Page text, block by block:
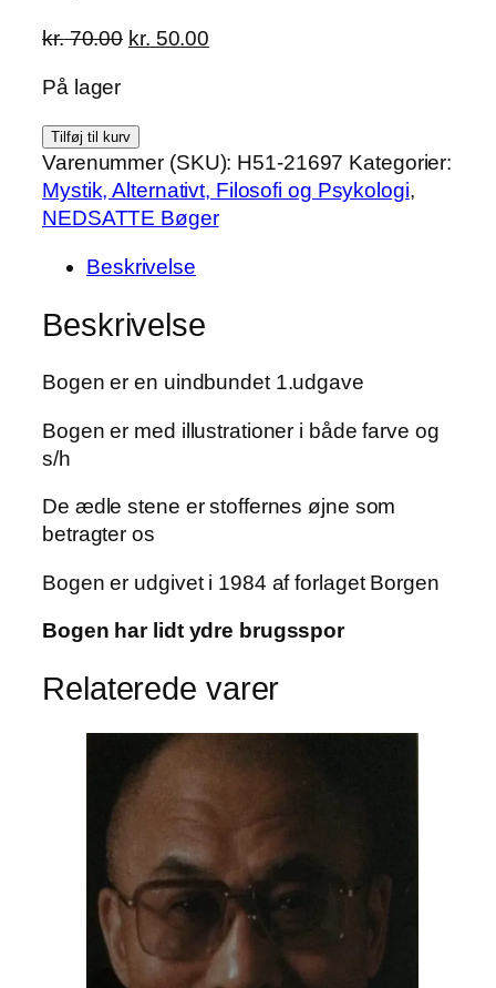
kr.70.00 Den
var:
kr. 70.00.
kr. 50.00
kr. 50.00.
På lager
Ædelstenenes
skjulte
kræfter
af
Uyldert
Tilføj til kurv
Varenummer (SKU): H51-21697 Kategorier:
Mystik, Alternativt, Filosofi og Psykologi,
NEDSATTE Bøger
Beskrivelse
Beskrivelse
Bogen er en uindbundet 1.udgave
Bogen er med illustrationer i både farve og
s/h
De ædle stene er stoffernes øjne som
betragter os
Bogen er udgivet i 1984 af forlaget Borgen
Bogen har lidt ydre brugsspor
Relaterede varer